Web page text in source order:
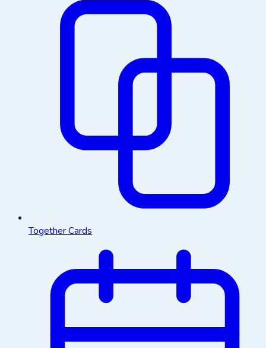
Together Cards